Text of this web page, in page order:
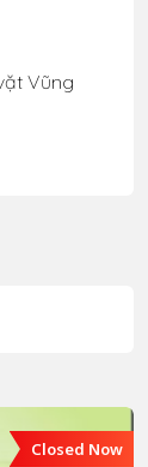
Vũng
Closed Now